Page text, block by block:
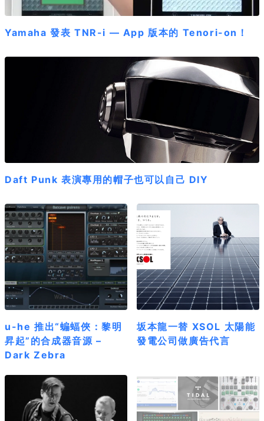
Yamaha 發表 TNR-i — App 版本的 Tenori-on！
Daft Punk 表演專用的帽子也可以自己 DIY
u-he 推出“蝙蝠俠：黎明
昇起”的合成器音源 –
Dark Zebra
坂本龍一替 XSOL 太陽能
發電公司做廣告代言